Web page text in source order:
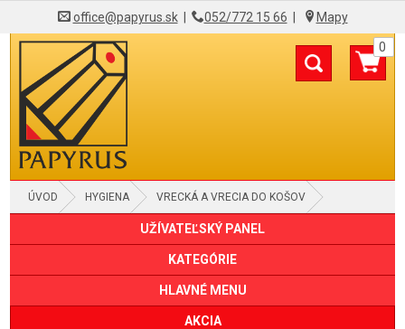
office@papyrus.sk| 052/772 15 66 Mapy
0
ÚVOD HYGIENA VRECKÁ A VRECIA DO KOŠOV
UŽÍVATEĽSKÝ PANEL
KATEGÓRIE
HLAVNÉ MENU
AKCIA